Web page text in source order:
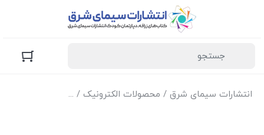
انتشارات سیمای شرق / محصولات الکترونیک / نسخه الکترونیک